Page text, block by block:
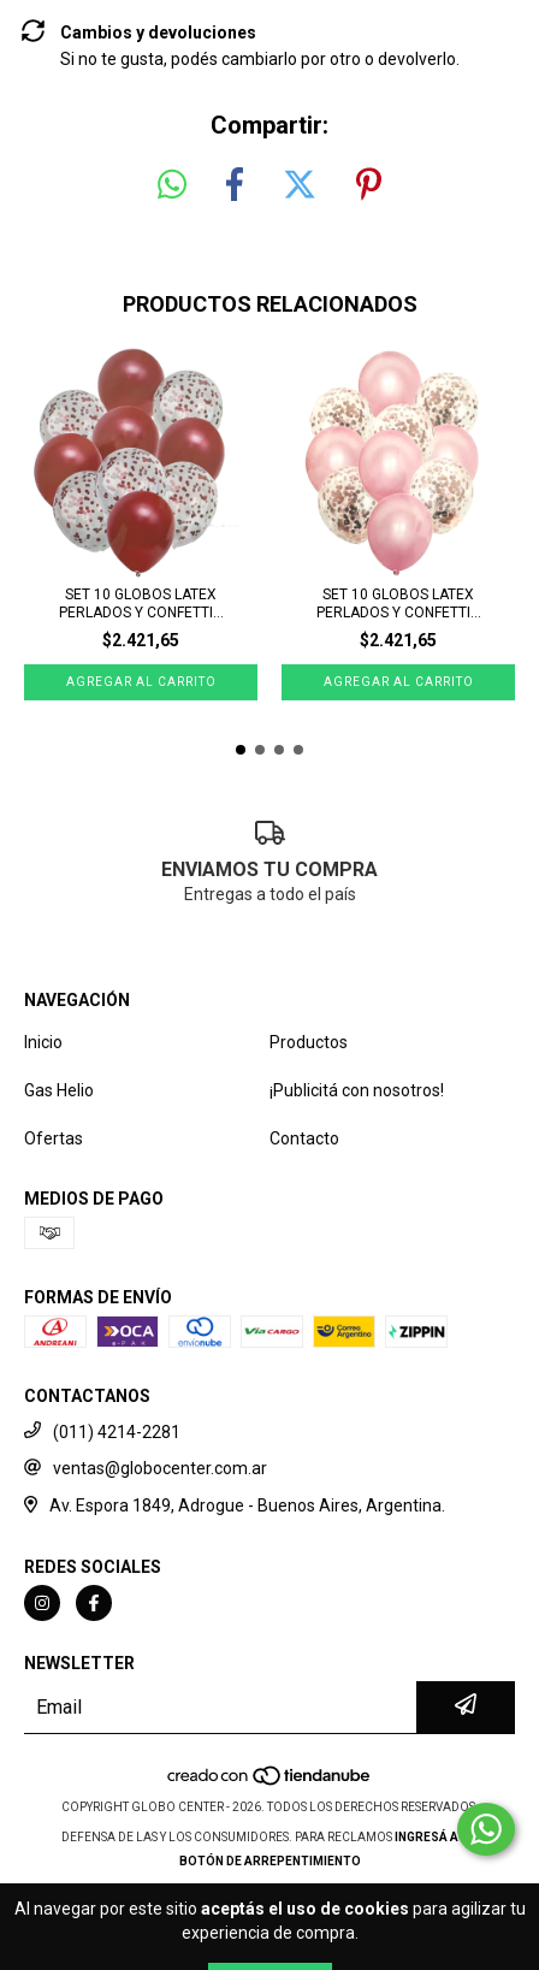
Al navegar por este sitio aceptás el uso de cookies para agilizar tu
experiencia de compra.
Cambios y devoluciones
Si no te gusta, podés cambiarlo por otro o devolverlo.
Compartir:
PRODUCTOS RELACIONADOS
SET 10 GLOBOS LATEX
PERLADOS Y CONFETTI...
$2.421,65
SET 10 GLOBOS LATEX
PERLADOS Y CONFETTI...
$2.421,65
ENVIAMOS TU COMPRA
Entregas a todo el país
NAVEGACIÓN
Inicio Productos
Gas Helio ¡Publicitá con nosotros!
Ofertas Contacto
MEDIOS DE PAGO
FORMAS DE ENVÍO
CONTACTANOS
(011) 4214-2281
ventas@globocenter.com.ar
Av. Espora 1849, Adrogue - Buenos Aires, Argentina.
REDES SOCIALES
NEWSLETTER
COPYRIGHT GLOBO CENTER - 2026. TODOS LOS DERECHOS RESERVADOS.
DEFENSA DE LAS Y LOS CONSUMIDORES. PARA RECLAMOS
INGRESÁ ACÁ.
BOTÓN DE ARREPENTIMIENTO